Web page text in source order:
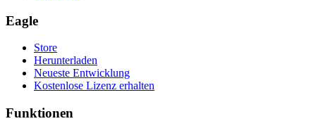
Eagle
Store
Herunterladen
Neueste Entwicklung
Kostenlose Lizenz erhalten
Funktionen